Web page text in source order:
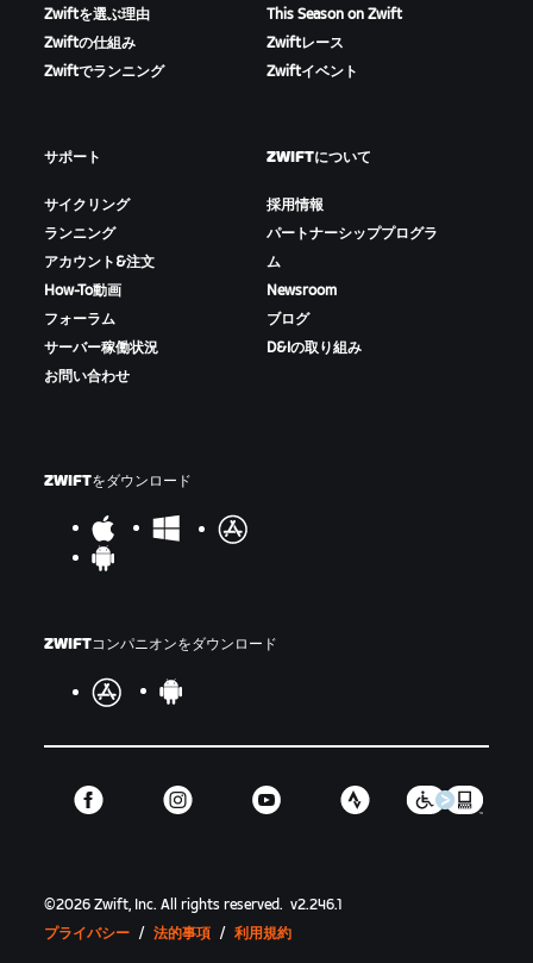
Zwiftを選ぶ理由
Zwiftの仕組み
Zwiftでランニング
This Season on Zwift
Zwiftレース
Zwiftイベント
サポート
サイクリング
ランニング
アカウント&注文
How-To動画
フォーラム
サーバー稼働状況
お問い合わせ
ZWIFTについて
採用情報
パートナーシッププログラ
ム
Newsroom
ブログ
D&Iの取り組み
ZWIFTをダウンロード
ZWIFTコンパニオンをダウンロード
©2026 Zwift, Inc.All rights reserved. v2.246.1
プライバシー / 法的事項 / 利用規約